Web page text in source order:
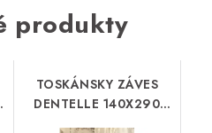
produkty
TOSKÁNSKY ZÁVES
DENTELLE 140X290
BLANC MARICLO